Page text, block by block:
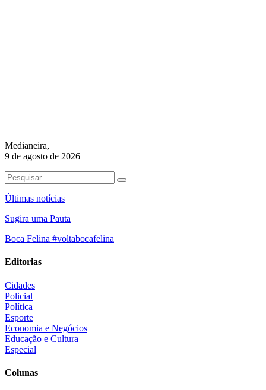
Medianeira,
9 de agosto de 2026
Últimas notícias
Sugira uma Pauta
Boca Felina #voltabocafelina
Editorias
Cidades
Policial
Política
Esporte
Economia e Negócios
Educação e Cultura
Especial
Colunas